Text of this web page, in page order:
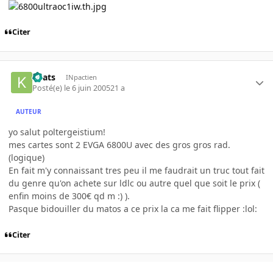
Citer
Keats INpactien
Posté(e) le 6 juin 200521 a
AUTEUR
yo salut poltergeistium!
mes cartes sont 2 EVGA 6800U avec des gros gros rad.
(logique)
En fait m'y connaissant tres peu il me faudrait un truc tout fait
du genre qu'on achete sur ldlc ou autre quel que soit le prix (
enfin moins de 300€ qd m :) ).
Pasque bidouiller du matos a ce prix la ca me fait flipper :lol:
Citer